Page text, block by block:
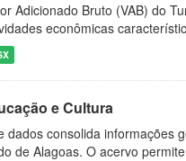
Adicionado Bruto (VAB) do
econômicas
e Cultura
dados consolida informações
de Alagoas. O acervo